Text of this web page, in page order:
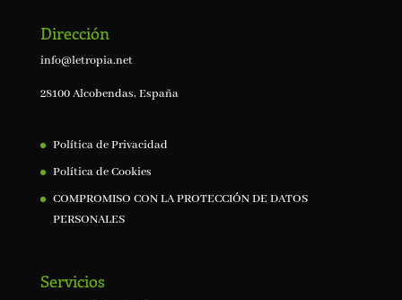
Dirección
info@letropia.net
28100 Alcobendas, España
Política de Privacidad
Política de Cookies
COMPROMISO CON LA PROTECCIÓN DE DATOS
PERSONALES
Servicios